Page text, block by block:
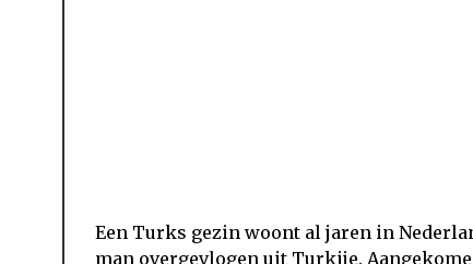
Een Turks gezin woont al jaren in
man overgevlogen uit Turkije.